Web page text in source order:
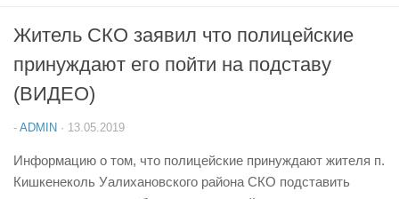
Житель СКО заявил что полицейские
принуждают его пойти на подставу
(ВИДЕО)
- ADMIN · 13.05.2019
Информацию о том, что полицейские принуждают жителя п.
Кишкенеколь Уалихановского района СКО подставить